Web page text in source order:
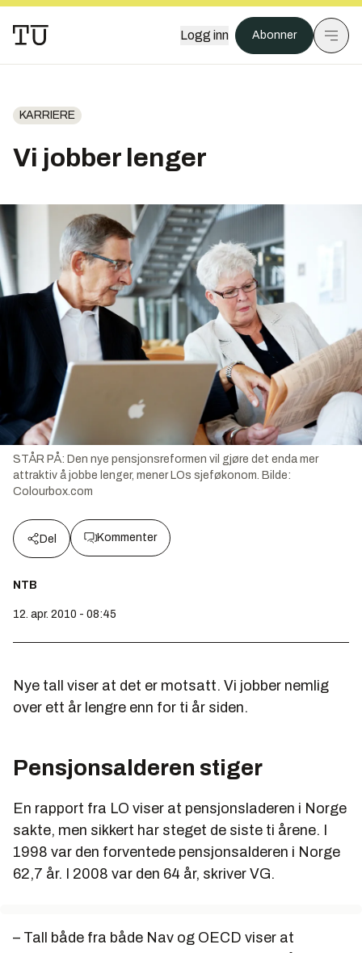
Logg inn Abonner
KARRIERE
Vi jobber lenger
STÅR PÅ: Den nye pensjonsreformen vil gjøre det enda mer
attraktiv å jobbe lenger, mener LOs sjeføkonom. Bilde:
Colourbox.com
Del Kommenter
NTB
12. apr. 2010 - 08:45
Nye tall viser at det er motsatt. Vi jobber nemlig
over ett år lengre enn for ti år siden.
Pensjonsalderen stiger
En rapport fra LO viser at pensjonsladeren i Norge
sakte, men sikkert har steget de siste ti årene. I
1998 var den forventede pensjonsalderen i Norge
62,7 år. I 2008 var den 64 år, skriver VG.
– Tall både fra både Nav og OECD viser at